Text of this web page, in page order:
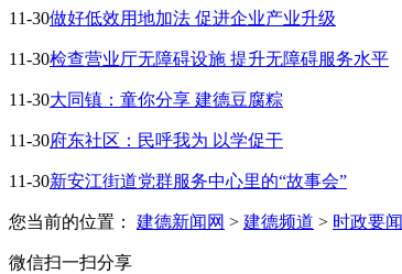
11-30做好低效用地加法 促进企业产业升级
11-30检查营业厅无障碍设施 提升无障碍服务水平
11-30大同镇：童你分享 建德豆腐粽
11-30府东社区：民呼我为 以学促干
11-30新安江街道党群服务中心里的“故事会”
您当前的位置： 建德新闻网 > 建德频道 > 时政要闻
微信扫一扫分享